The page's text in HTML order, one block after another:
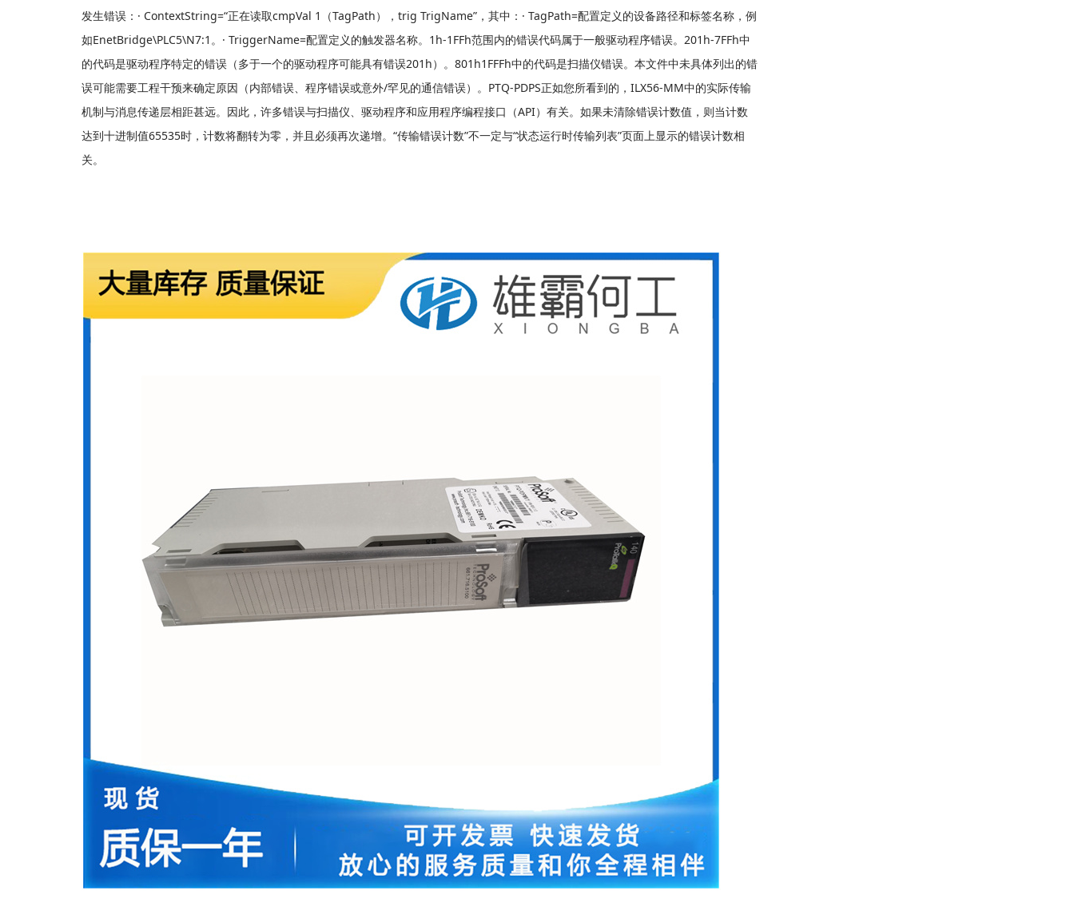
发生错误：· ContextString=“正在读取cmpVal 1（TagPath），trig TrigName”，其中：· TagPath=配置定义的设备路径和标签名称，例
如EnetBridge\PLC5\N7:1。· TriggerName=配置定义的触发器名称。1h-1FFh范围内的错误代码属于一般驱动程序错误。201h-7FFh中
的代码是驱动程序特定的错误（多于一个的驱动程序可能具有错误201h）。801h1FFFh中的代码是扫描仪错误。本文件中未具体列出的错
误可能需要工程干预来确定原因（内部错误、程序错误或意外/罕见的通信错误）。PTQ-PDPS正如您所看到的，ILX56-MM中的实际传输
机制与消息传递层相距甚远。因此，许多错误与扫描仪、驱动程序和应用程序编程接口（API）有关。如果未清除错误计数值，则当计数
达到十进制值65535时，计数将翻转为零，并且必须再次递增。“传输错误计数”不一定与“状态运行时传输列表”页面上显示的错误计数相
关。